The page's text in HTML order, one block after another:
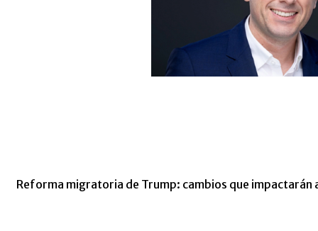
Reforma migratoria de Trump: cambios que impactarán